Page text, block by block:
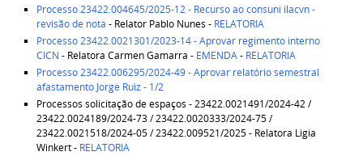
Processo 23422.004645/2025-12 - Recurso ao consuni ilacvn -
revisão de nota - Relator Pablo Nunes - RELATORIA
Processo 23422.0021301/2023-14 - Aprovar regimento interno
CICN - Relatora Carmen Gamarra - EMENDA- RELATORIA
Processo 23422.006295/2024-49 - Aprovar relatório semestral
afastamento Jorge Ruiz - 1/2
Processos solicitação de espaços - 23422.0021491/2024-42 /
23422.0024189/2024-73 / 23422.0020333/2024-75 /
23422.0021518/2024-05 / 23422.009521/2025 - Relatora Ligia
Winkert - RELATORIA